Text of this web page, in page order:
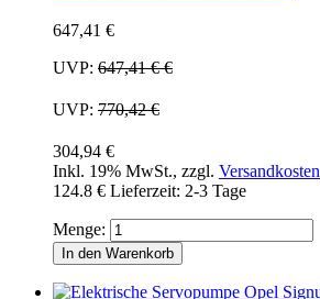
647,41 €
UVP: 647,41 €€
UVP: 770,42 €
304,94 €
Inkl. 19% MwSt., zzgl. Versandkosten
124.8 € Lieferzeit: 2-3 Tage
Menge:
In den Warenkorb